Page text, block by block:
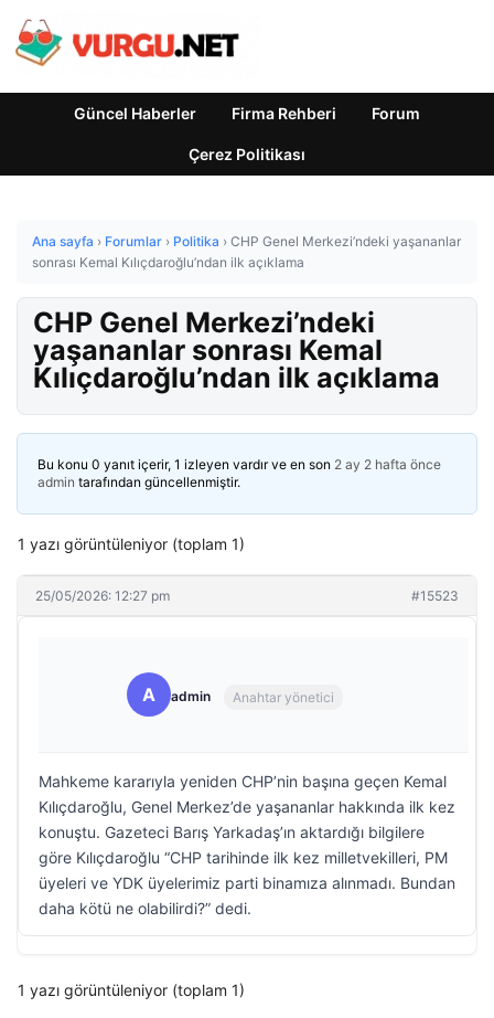
Güncel Haberler Firma Rehberi Forum
Çerez Politikası
Ana sayfa › Forumlar › Politika › CHP Genel Merkezi’ndeki yaşananlar
sonrası Kemal Kılıçdaroğlu’ndan ilk açıklama
CHP Genel Merkezi’ndeki
yaşananlar sonrası Kemal
Kılıçdaroğlu’ndan ilk açıklama
Bu konu 0 yanıt içerir, 1 izleyen vardır ve en son 2 ay 2 hafta önce
admin tarafından güncellenmiştir.
1 yazı görüntüleniyor (toplam 1)
25/05/2026: 12:27 pm #15523
A admin Anahtar yönetici
Mahkeme kararıyla yeniden CHP’nin başına geçen Kemal
Kılıçdaroğlu, Genel Merkez’de yaşananlar hakkında ilk kez
konuştu. Gazeteci Barış Yarkadaş’ın aktardığı bilgilere
göre Kılıçdaroğlu “CHP tarihinde ilk kez milletvekilleri, PM
üyeleri ve YDK üyelerimiz parti binamıza alınmadı. Bundan
daha kötü ne olabilirdi?” dedi.
1 yazı görüntüleniyor (toplam 1)